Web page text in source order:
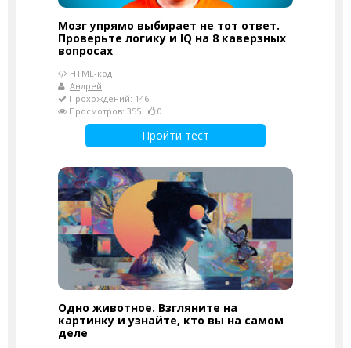
Мозг упрямо выбирает не тот ответ.
Проверьте логику и IQ на 8 каверзных
вопросах
HTML-код
Андрей
Прохождений: 146
Просмотров: 355
0
Пройти тест
Одно животное. Взгляните на
картинку и узнайте, кто вы на самом
деле